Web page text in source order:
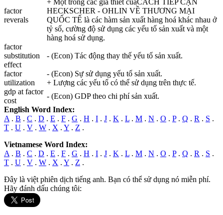
factor
reverals
HECKSCHER - OHLIN VỀ THƯƠNG MẠI
QUỐC TẾ là các hàm sản xuất hàng hoá khác nhau ở
tỷ số, cường độ sử dụng các yếu tố sản xuất và một
hàng hoá sử dụng.
factor
substitution
effect
- (Econ) Tác động thay thế yếu tố sản xuất.
factor
utilization
- (Econ) Sự sử dụng yếu tố sản xuất.
+ Lượng các yếu tố có thể sử dụng trên thực tế.
gdp at factor
cost
- (Econ) GDP theo chi phí sản xuất.
English Word Index:
A . B . C . D . E . F . G . H . I . J . K . L . M . N . O . P. Q . R . S .
T . U . V . W . X . Y . Z .
Vietnamese Word Index:
A . B . C . D . E . F . G . H . I . J . K . L . M . N . O . P. Q . R . S .
T . U . V . W . X . Y . Z .
Đây là việt phiên dịch tiếng anh. Bạn có thể sử dụng nó miễn phí.
Hãy đánh dấu chúng tôi: